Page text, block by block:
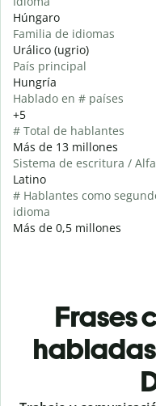
Húngaro
Familia de idiomas
Urálico (ugrio)
País principal
Hungría
Hablado en # países
+5
# Total de hablantes
Más de 13 millones
Sistema de escritura /
Latino
# Hablantes como
idioma
Más de 0,5 millones
Frases